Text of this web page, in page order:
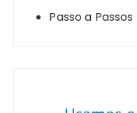
Passo a Passos